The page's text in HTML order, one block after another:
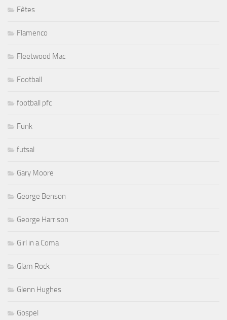
Fêtes
Flamenco
Fleetwood Mac
Football
football pfc
Funk
futsal
Gary Moore
George Benson
George Harrison
Girl in a Coma
Glam Rock
Glenn Hughes
Gospel